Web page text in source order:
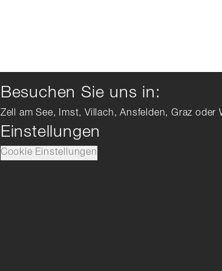
Besuchen Sie uns in:
Zell am See, Imst, Villach, Ansfelden, Graz oder
Einstellungen
Cookie Einstellungen